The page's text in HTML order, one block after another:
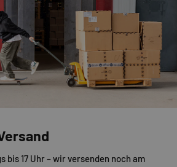
bis 17 Uhr – wir versenden noch am